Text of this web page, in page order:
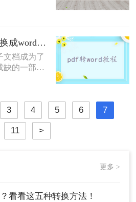
PDF文档
是一个非常
荐几款最
转Word的
电脑pdf怎么不花钱转换成word？试试这三个工具！
文档成为了
缺的一部
，由于其
点，广泛
有时我们还
文档，以
电脑pdf怎么
下来，我将
3 4 5 6 7
11 >
更多 >
看看这五种转换方法！